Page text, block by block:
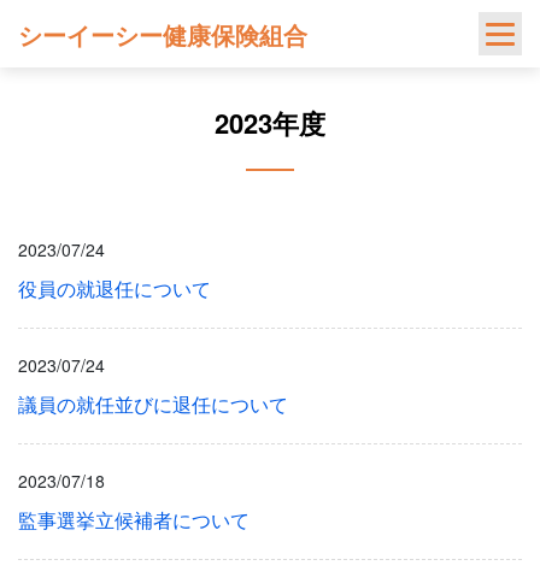
シーイーシー健康保険組合
2023年度
2023/07/24
役員の就退任について
2023/07/24
議員の就任並びに退任について
2023/07/18
監事選挙立候補者について